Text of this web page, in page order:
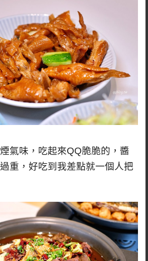
氣味，吃起來QQ脆脆的，醬
重，好吃到我差點就一個人把